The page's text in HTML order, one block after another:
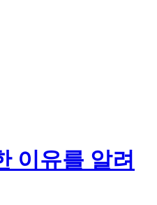
이유를 알려